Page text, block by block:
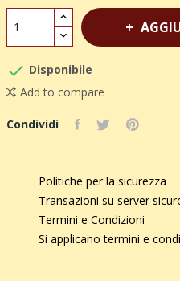
 Disponibile
Add to compare
Condividi
Politiche per la sicurezza
Transazioni su server
Termini e Condizioni
Si applicano termini e